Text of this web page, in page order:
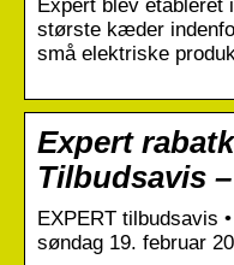
Expert blev etableret
største kæder
små elektriske
Expert
Tilbudsavis
EXPERT tilbudsavis
søndag 19. februar